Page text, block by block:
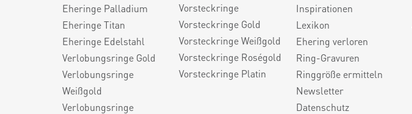
Eheringe Palladium
Eheringe Titan
Eheringe Edelstahl
Verlobungsringe Gold
Verlobungsringe
Weißgold
Verlobungsringe
Vorsteckringe
Vorsteckringe Gold
Vorsteckringe Weißgold
Vorsteckringe Roségold
Vorsteckringe Platin
Inspirationen
Lexikon
Ehering verloren
Ring-Gravuren
Ringgröße ermitteln
Newsletter
Datenschutz